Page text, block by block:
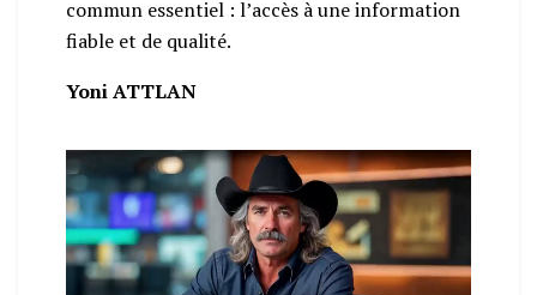
commun essentiel : l’accès à une information
fiable et de qualité.
Yoni ATTLAN